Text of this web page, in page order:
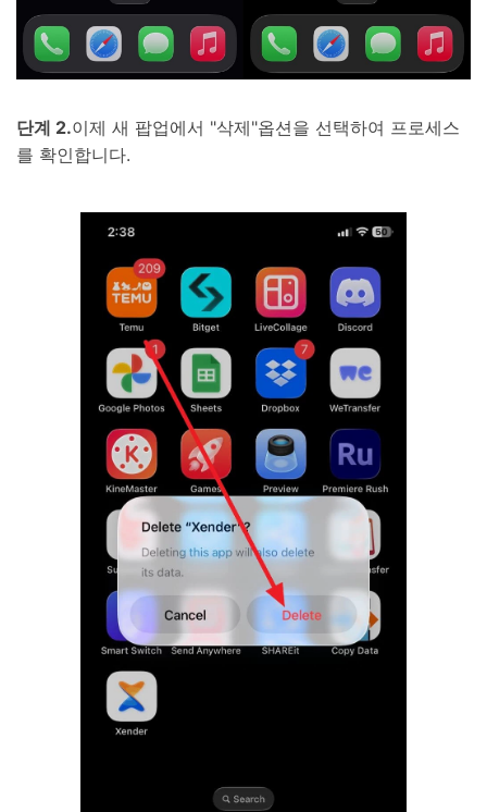
단계 2.이제 새 팝업에서 "삭제"옵션을 선택하여 프로세스
를 확인합니다.